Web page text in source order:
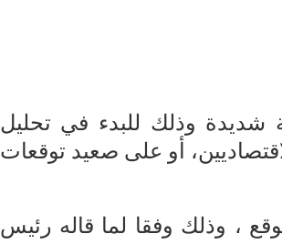
شديدة وذلك للبدء في تحليل
أو على صعيد توقعات
، وذلك وفقا لما قاله رئيس